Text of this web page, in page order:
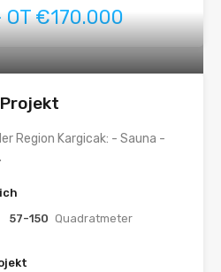
€170.000
Region Kargicak: - Sauna -
57-150 Quadratmeter